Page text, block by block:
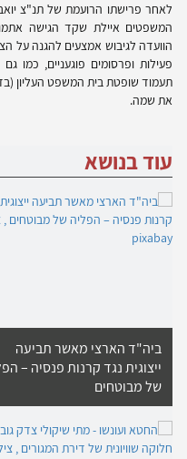
לאחר פרישתו הרועמת של תנ"צ
הוועדה לגיבוש אמצעים להגנה על
פעילות ופרסומים פוגעניים, כמו
תעמוד שופטת בית המשפט העליון
את שמה.
עוד בנושא
ביה"ד הארצי מאשר תביעה
ייצוגית נגד קרנות פנסיה –
של מבוטחים